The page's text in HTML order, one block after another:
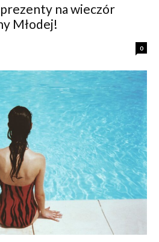
na wieczór
Młodej!
0